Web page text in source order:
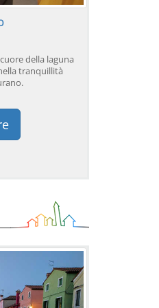
Venezia: giro in gondola
sotto il Ponte dei Sospiri™
della laguna
tranquillità